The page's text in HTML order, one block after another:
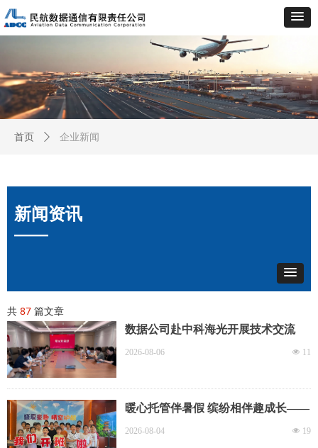
首页 ꄲ 企业新闻
共 87 篇文章
数据公司赴中科海光开展技术交流
넶 11
2026-08-06
暖心托管伴暑假 缤纷相伴趣成长——
民航数据公司工会暑期职工子女托管
넶 19
2026-08-04
新闻资讯
——